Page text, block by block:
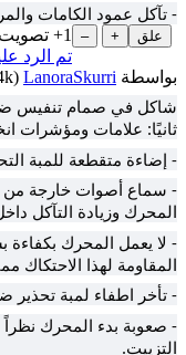
- تآكل عمود الكامات
+1 تصويت
تم الرد
بواسطة LanoraSkurri
(
شاكل في صمام تنفيس
ثانيًا: علامات
- إضاءة متقطعة للمبة
- سماع أصوات خارجة من
المحرك وزيادة التآكل
- لا يعمل المحرك بكفاءة
المقاومة لهذا
- تأخر اطفاء لمبة تحذير
- صعوبة بدء المحرك نظراً
التزييت.